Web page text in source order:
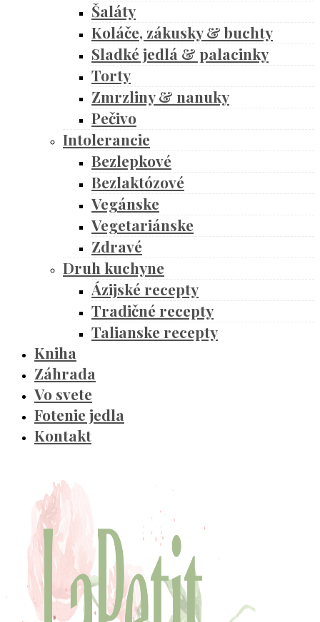
Šaláty
Koláče, zákusky & buchty
Sladké jedlá & palacinky
Torty
Zmrzliny & nanuky
Pečivo
Intolerancie
Bezlepkové
Bezlaktózové
Vegánske
Vegetariánske
Zdravé
Druh kuchyne
Ázijské recepty
Tradičné recepty
Talianske recepty
Kniha
Záhrada
Vo svete
Fotenie jedla
Kontakt